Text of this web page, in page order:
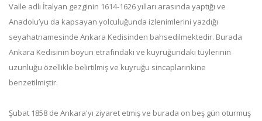
Valle adlı İtalyan gezginin 1614-1626 yılları arasında yaptığı ve
Anadolu’yu da kapsayan yolculuğunda izlenimlerini yazdığı
seyahatnamesinde Ankara Kedisinden bahsedilmektedir. Burada
Ankara Kedisinin boyun etrafındaki ve kuyruğundaki tüylerinin
uzunluğu özellikle belirtilmiş ve kuyruğu sincaplarınkine
benzetilmiştir.
Şubat 1858 de Ankara'yı ziyaret etmiş ve burada on beş gün oturmuş